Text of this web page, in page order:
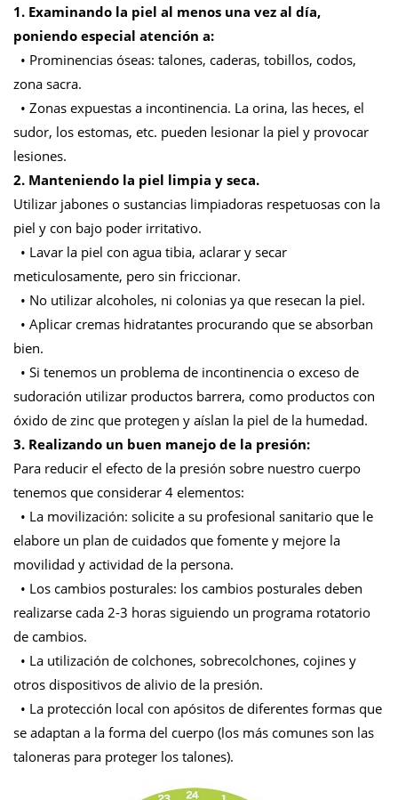
1. Examinando la piel al menos una vez al día,
poniendo especial atención a:
• Prominencias óseas: talones, caderas, tobillos, codos,
zona sacra.
• Zonas expuestas a incontinencia. La orina, las heces, el
sudor, los estomas, etc. pueden lesionar la piel y provocar
lesiones.
2. Manteniendo la piel limpia y seca.
Utilizar jabones o sustancias limpiadoras respetuosas con la
piel y con bajo poder irritativo.
• Lavar la piel con agua tibia, aclarar y secar
meticulosamente, pero sin friccionar.
• No utilizar alcoholes, ni colonias ya que resecan la piel.
• Aplicar cremas hidratantes procurando que se absorban
bien.
• Si tenemos un problema de incontinencia o exceso de
sudoración utilizar productos barrera, como productos con
óxido de zinc que protegen y aíslan la piel de la humedad.
3. Realizando un buen manejo de la presión:
Para reducir el efecto de la presión sobre nuestro cuerpo
tenemos que considerar 4 elementos:
• La movilización: solicite a su profesional sanitario que le
elabore un plan de cuidados que fomente y mejore la
movilidad y actividad de la persona.
• Los cambios posturales: los cambios posturales deben
realizarse cada 2-3 horas siguiendo un programa rotatorio
de cambios.
• La utilización de colchones, sobrecolchones, cojines y
otros dispositivos de alivio de la presión.
• La protección local con apósitos de diferentes formas que
se adaptan a la forma del cuerpo (los más comunes son las
taloneras para proteger los talones).